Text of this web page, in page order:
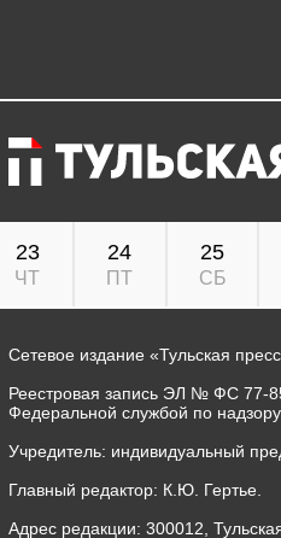
23
ЧТ
24
ПТ
25
СБ
Сетевое издание «Тульская
Реестровая запись ЭЛ № ФС 77-
Федеральной службой по
Учредитель: индивидуальный
Главный редактор: К.Ю. Гертье.
Адрес редакции: 300012,